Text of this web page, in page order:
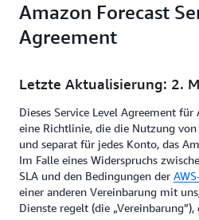
Amazon Forecast
Agreement
Letzte Aktualisierung: 2.
Dieses Service Level Agreement für
eine Richtlinie, die die Nutzung
und separat für jedes Konto, das
Im Falle eines Widerspruchs
SLA und den Bedingungen der
einer anderen Vereinbarung mit
Dienste regelt (die